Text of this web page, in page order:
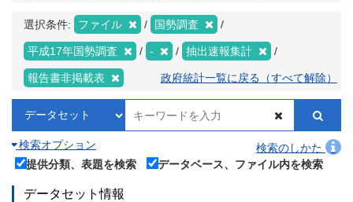
選択条件: ファイル 国勢調査
平成17年国勢調査 - 抽出速報集計
報告書非掲載表 政府統計一覧に戻る（すべて解除）
検索オプション
検索のしかた
提供分類、表題を検索
データベース、ファイル内を検索
データセット情報